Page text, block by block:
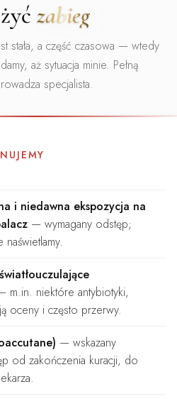
zabieg
stała, a część czasowa — wtedy
aż sytuacja minie. Pełną
specjalista.
i niedawna ekspozycja na
— wymagany odstęp;
m.in. niektóre antybiotyki,
oceny i często przerwy.
— wskazany
od zakończenia kuracji, do